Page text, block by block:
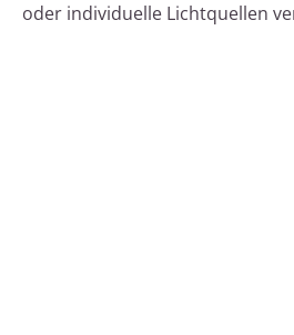
oder individuelle Lichtquellen